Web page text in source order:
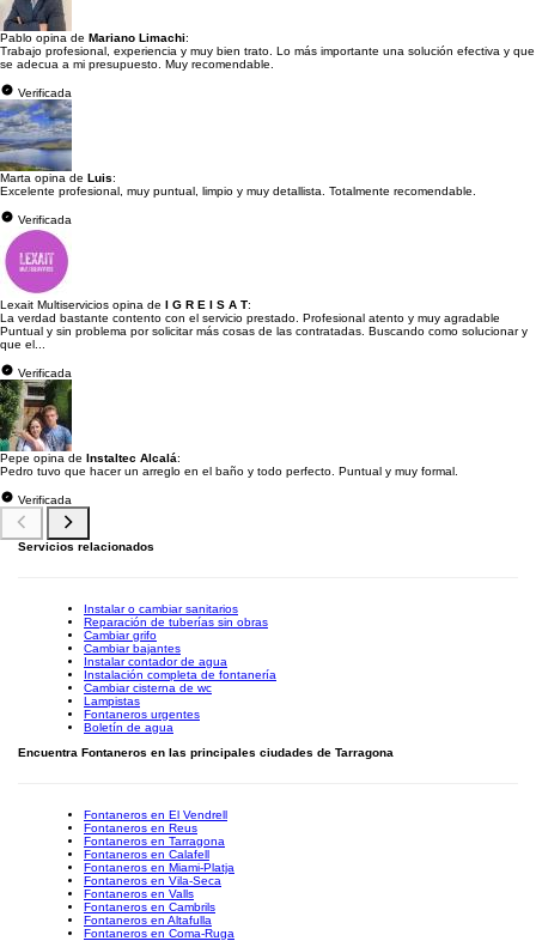
Pablo opina de Mariano Limachi:
Trabajo profesional, experiencia y muy bien trato. Lo más importante una solución efectiva y que
se adecua a mi presupuesto. Muy recomendable.
Verificada
Marta opina de Luis:
Excelente profesional, muy puntual, limpio y muy detallista. Totalmente recomendable.
Verificada
Lexait Multiservicios opina de I G R E I S A T:
La verdad bastante contento con el servicio prestado. Profesional atento y muy agradable
Puntual y sin problema por solicitar más cosas de las contratadas. Buscando como solucionar y
que el...
Verificada
Pepe opina de Instaltec Alcalá:
Pedro tuvo que hacer un arreglo en el baño y todo perfecto. Puntual y muy formal.
Verificada
Servicios relacionados
Instalar o cambiar sanitarios
Reparación de tuberías sin obras
Cambiar grifo
Cambiar bajantes
Instalar contador de agua
Instalación completa de fontanería
Cambiar cisterna de wc
Lampistas
Fontaneros urgentes
Boletín de agua
Encuentra Fontaneros en las principales ciudades de Tarragona
Fontaneros en El Vendrell
Fontaneros en Reus
Fontaneros en Tarragona
Fontaneros en Calafell
Fontaneros en Miami-Platja
Fontaneros en Vila-Seca
Fontaneros en Valls
Fontaneros en Cambrils
Fontaneros en Altafulla
Fontaneros en Coma-Ruga